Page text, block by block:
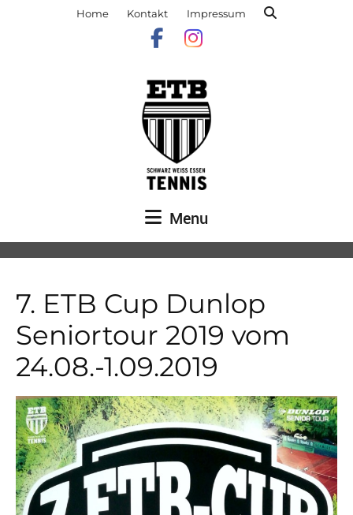
Home Kontakt Impressum
Menu
7. ETB Cup Dunlop
Seniortour 2019 vom
24.08.-1.09.2019